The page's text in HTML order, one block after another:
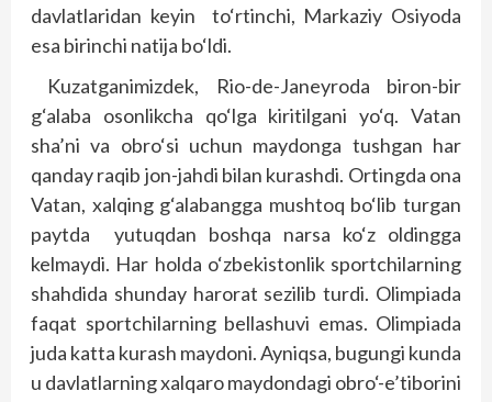
davlatlaridan keyin to‘rtinchi, Markaziy Osiyoda
esa birinchi natija bo‘ldi.
Kuzatganimizdek, Rio-de-Janeyroda biron-bir
g‘alaba osonlikcha qo‘lga kiritilgani yo‘q. Vatan
sha’ni va obro‘si uchun maydonga tushgan har
qanday raqib jon-jahdi bilan kurashdi. Ortingda ona
Vatan, xalqing g‘alabangga mushtoq bo‘lib turgan
paytda yutuqdan boshqa narsa ko‘z oldingga
kelmaydi. Har holda o‘zbekistonlik sportchilarning
shahdida shunday harorat sezilib turdi. Olimpiada
faqat sportchilarning bellashuvi emas. Olimpiada
juda katta kurash maydoni. Ayniqsa, bugungi kunda
u davlatlarning xalqaro maydondagi obro‘-e’tiborini